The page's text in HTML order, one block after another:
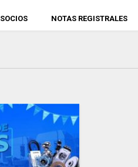
NOTAS REGISTRALES